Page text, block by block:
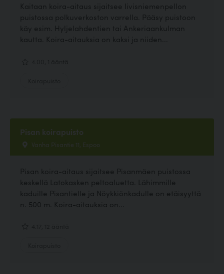
Kaitaan koira-aitaus sijaitsee Iivisniemenpellon
puistossa polkuverkoston varrella. Pääsy puistoon
käy esim. Hyljelahdentien tai Ankeriaankulman
kautta. Koira-aitauksia on kaksi ja niiden...
Pisan koirapuisto
Vanha Pisantie 11, Espoo
Pisan koira-aitaus sijaitsee Pisanmäen puistossa
keskellä Latokasken peltoaluetta. Lähimmille
kaduille Pisantielle ja Nöykkiönkadulle on etäisyyttä
n. 500 m. Koira-aitauksia on...